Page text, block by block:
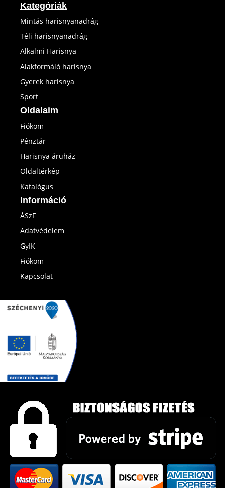
Kategóriák
Mintás harisnyanadrág
Téli harisnyanadrág
Alkalmi Harisnya
Alakformáló harisnya
Gyerek harisnya
Sport
Oldalaim
Fiókom
Pénztár
Harisnya áruház
Oldaltérkép
Katalógus
Információ
ÁSzF
Adatvédelem
GyIK
Fiókom
Kapcsolat